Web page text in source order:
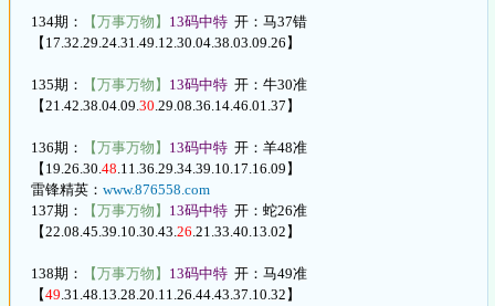
134期： 【万事万物】 13码中特 开：马37错
【17.32.29.24.31.49.12.30.04.38.03.09.26】
135期： 【万事万物】 13码中特 开：牛30准
【21.42.38.04.09.30.29.08.36.14.46.01.37】
136期： 【万事万物】 13码中特 开：羊48准
【19.26.30.48.11.36.29.34.39.10.17.16.09】
雷锋精英： www.876558.com
137期：
【万事万物】 13码中特 开：蛇26准
【22.08.45.39.10.30.43.26.21.33.40.13.02】
138期： 【万事万物】 13码中特 开：马49准
【49.31.48.13.28.20.11.26.44.43.37.10.32】